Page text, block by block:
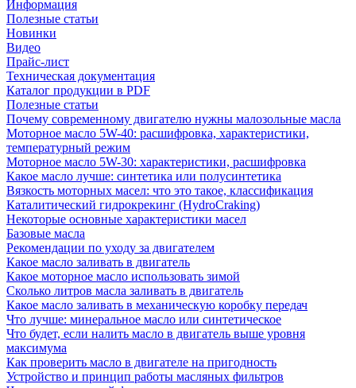
Информация
Полезные статьи
Новинки
Видео
Прайс-лист
Техническая документация
Каталог продукции в PDF
Полезные статьи
Почему современному двигателю нужны малозольные масла
Моторное масло 5W-40: расшифровка, характеристики,
температурный режим
Моторное масло 5W-30: характеристики, расшифровка
Какое масло лучше: синтетика или полусинтетика
Вязкость моторных масел: что это такое, классификация
Каталитический гидрокрекинг (НydroСraking)
Некоторые основные характеристики масел
Базовые масла
Рекомендации по уходу за двигателем
Какое масло заливать в двигатель
Какое моторное масло использовать зимой
Сколько литров масла заливать в двигатель
Какое масло заливать в механическую коробку передач
Что лучше: минеральное масло или синтетическое
Что будет, если налить масло в двигатель выше уровня
максимума
Как проверить масло в двигателе на пригодность
Устройство и принцип работы масляных фильтров